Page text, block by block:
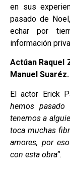
en sus
pasado de
echar por
información
Actúan Raquel
Manuel
El actor Erick
hemos
tenemos a
toca muchas
amores, por
con esta obra”.